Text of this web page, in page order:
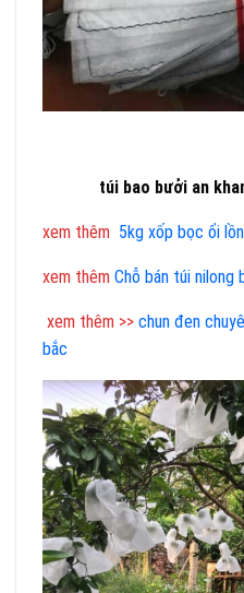
túi bao bưởi an khang
xem thêm 5kg xốp bọc ổi
xem thêm Chỗ bán túi nilong
xem thêm >> chun đen
bắc